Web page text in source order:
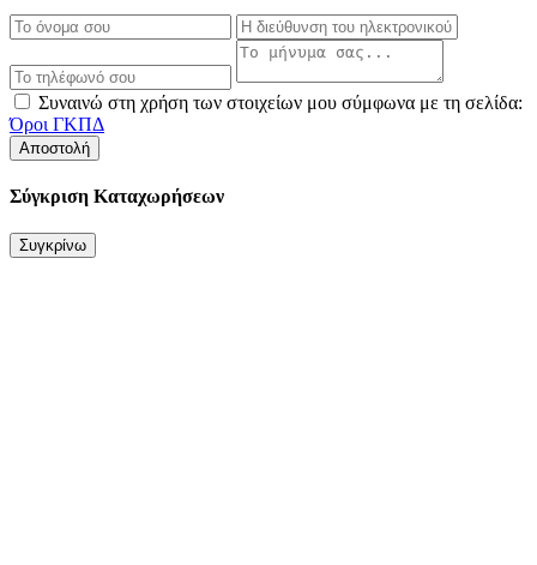
Συναινώ στη χρήση των στοιχείων μου σύμφωνα με τη σελίδα:
Όροι ΓΚΠΔ
Αποστολή
Σύγκριση Καταχωρήσεων
Συγκρίνω